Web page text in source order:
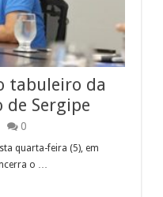
tabuleiro da
de Sergipe
0
quarta-feira (5), em
o …